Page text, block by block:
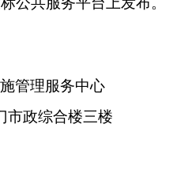
管理服务中心
市政综合楼三楼